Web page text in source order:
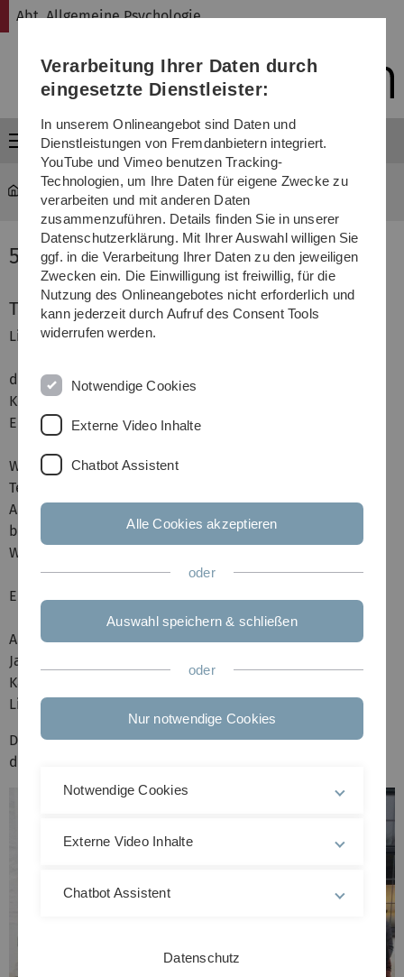
Direkt
Direkt
Direkt
(Sprache,
Drucken,
Media)
Direkt
Direkt
Abt. Allgemeine Psychologie
Menü
Abt. Allgemeine Psychologie 2017 HexKoP
50. HexKoP: 3.-5.11.2017
Tagungsprogramm
Liebe Kolleginnen und Kollegen,
das 50. Herbstreffen der experimentellen
Kognitionspsychologie auf der Reisensburg war ein voller
Erfolg!
Wir möchten uns bei allen Teilnehmerinnen und
Teilnehmer für die aktive Beteiligung am Gelingen des
Arbeitstreffens und die anregenden Diskussionen
bedanken.
Wir freuen uns schon auf das nächste Treffen.
Euer Orga-Team,
Anke Huckauf
Jan Ehlers
Katarzyna Patro-Nürk
Lisa Eberhardt
Das Tagesprogramm inklusive Abstracts stehthierzum
download bereit.
Verarbeitung Ihrer Daten durch
eingesetzte Dienstleister:
In unserem Onlineangebot sind Daten und
Dienstleistungen von Fremdanbietern integriert.
YouTube und Vimeo benutzen Tracking-
Technologien, um Ihre Daten für eigene Zwecke zu
verarbeiten und mit anderen Daten
zusammenzuführen. Details finden Sie in unserer
Datenschutzerklärung. Mit Ihrer Auswahl willigen Sie
ggf. in die Verarbeitung Ihrer Daten zu den jeweiligen
Zwecken ein. Die Einwilligung ist freiwillig, für die
Nutzung des Onlineangebotes nicht erforderlich und
kann jederzeit durch Aufruf des Consent Tools
widerrufen werden.
Notwendige Cookies
Externe Video Inhalte
Chatbot Assistent
Alle Cookies akzeptieren
oder
Auswahl speichern & schließen
oder
Nur notwendige Cookies
Notwendige Cookies
Externe Video Inhalte
Chatbot Assistent
Datenschutz